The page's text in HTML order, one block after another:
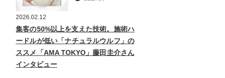
2026.02.12
集客の50%以上を支えた技術。施術ハ
ードルが低い「ナチュラルウルフ」の
ススメ「AMA TOKYO」藤田圭介さん
インタビュー